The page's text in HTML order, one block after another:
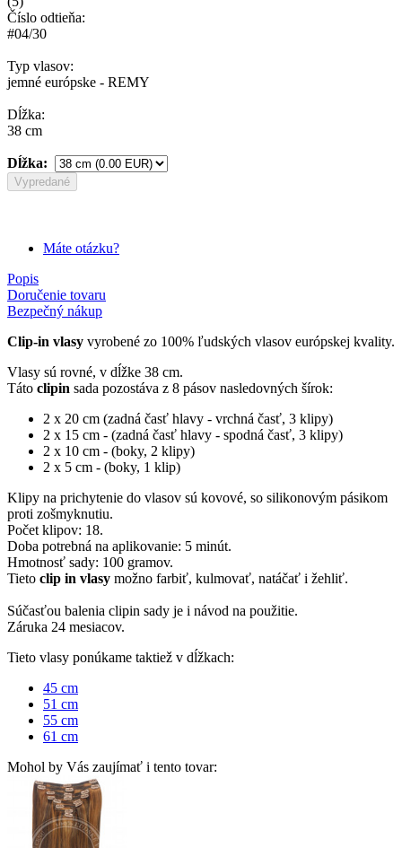
Číslo odtieňa:
#04/30
Typ vlasov:
jemné európske - REMY
Dĺžka:
38 cm
Dĺžka:
Vypredané
Máte otázku?
Popis
Doručenie tovaru
Bezpečný nákup
Clip-in vlasy vyrobené zo 100% ľudských vlasov európskej kvality.
Vlasy sú rovné, v dĺžke 38 cm.
Táto clipin sada pozostáva z 8 pásov nasledovných šírok:
2 x 20 cm (zadná časť hlavy - vrchná časť, 3 klipy)
2 x 15 cm - (zadná časť hlavy - spodná časť, 3 klipy)
2 x 10 cm - (boky, 2 klipy)
2 x 5 cm - (boky, 1 klip)
Klipy na prichytenie do vlasov sú kovové, so silikonovým pásikom
proti zošmyknutiu.
Počet klipov: 18.
Doba potrebná na aplikovanie: 5 minút.
Hmotnosť sady: 100 gramov.
Tieto clip in vlasy možno farbiť, kulmovať, natáčať i žehliť.
Súčasťou balenia clipin sady je i návod na použitie.
Záruka 24 mesiacov.
Tieto vlasy ponúkame taktiež v dĺžkach:
45 cm
51 cm
55 cm
61 cm
Mohol by Vás zaujímať i tento tovar: